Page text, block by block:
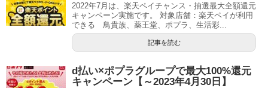
2022年7月は、楽天ペイチャンス・抽選最大全額還元
キャンペーン実施です。 対象店舗：楽天ペイが利用
できる 鳥貴族、薬王堂、ポプラ、生活彩...
記事を読む
d払い×ポプラグループで最大100%還元
キャンペーン【～2023年4月30日】